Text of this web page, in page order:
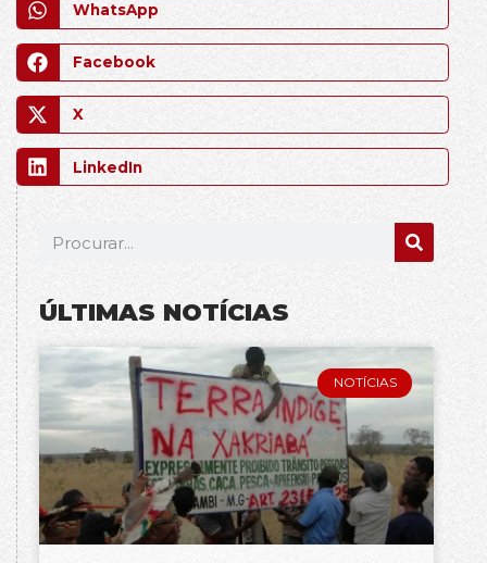
WhatsApp
Facebook
X
LinkedIn
ÚLTIMAS NOTÍCIAS
NOTÍCIAS